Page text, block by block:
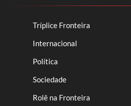
Tríplice Fronteira
Internacional
Política
Sociedade
Rolê na Fronteira